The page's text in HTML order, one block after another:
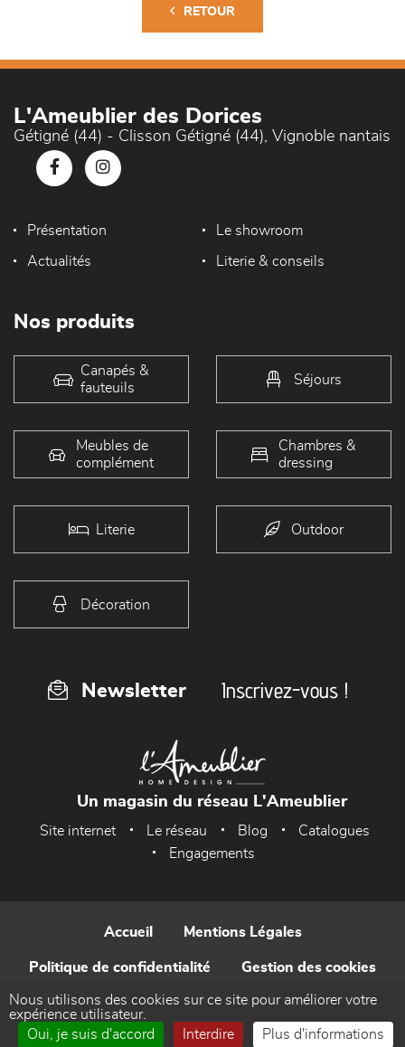
RETOUR
L'Ameublier des Dorices
Gétigné (44) - Clisson Gétigné (44), Vignoble nantais
Présentation Le showroom
Actualités Literie & conseils
Nos produits
Canapés &
fauteuils
Séjours
Meubles de
complément
Chambres &
dressing
Literie Outdoor
Décoration
Newsletter Inscrivez-vous !
Un magasin du réseau L'Ameublier
Site internet Le réseau Blog
Catalogues
Engagements
Accueil Mentions Légales
Politique de confidentialité Gestion des cookies
Contact
Nous utilisons des cookies sur ce site pour améliorer votre
expérience utilisateur.
Oui, je suis d'accord
Interdire Plus d'informations